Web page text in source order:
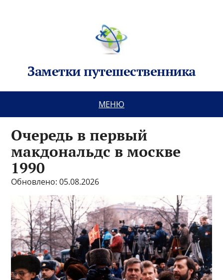
Заметки путешественника
МЕНЮ
Очередь в первый
макдональдс в москве
1990
Обновлено: 05.08.2026